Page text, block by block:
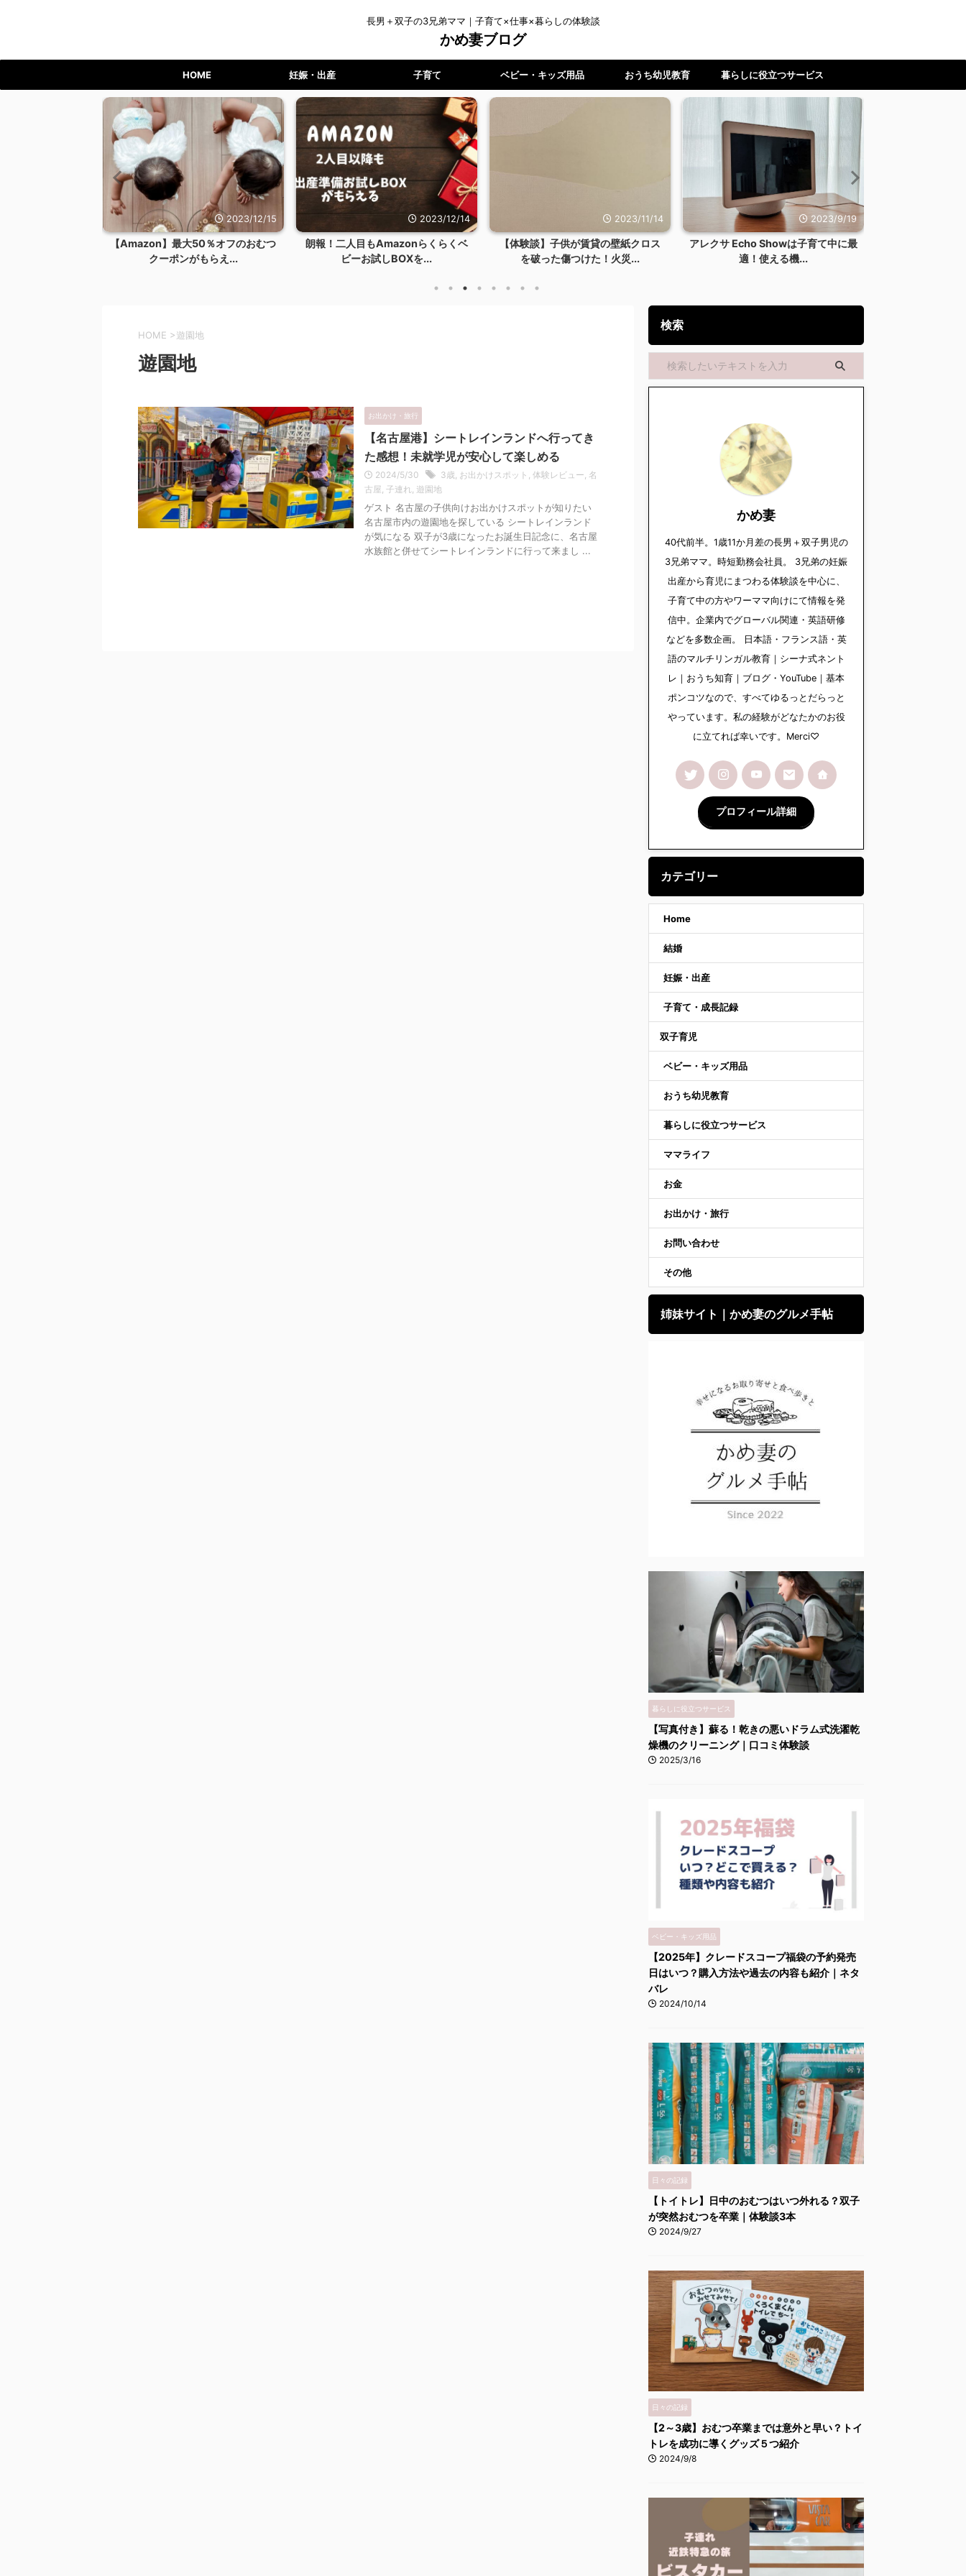
長男＋双子の3兄弟ママ｜子育て×仕事×暮らしの体験談
かめ妻ブログ
HOME 妊娠・出産 子育て ベビー・キッズ用品 おうち幼児教育 暮らしに役立つサービス
2023/12/15
【Amazon】最大50％オフのおむつ
クーポンがもらえ...
2023/12/14
朗報！二人目もAmazonらくらくベ
ビーお試しBOXを...
2023/11/14
【体験談】子供が賃貸の壁紙クロス
を破った傷つけた！火災...
2023/9/19
アレクサ Echo Showは子育て中に最
適！使える機...
HOME >遊園地
遊園地
お出かけ・旅行
【名古屋港】シートレインランドへ行ってき
た感想！未就学児が安心して楽しめる
2024/5/30 3歳 お出かけスポット 体験レビュー 名
古屋 子連れ 遊園地
ゲスト 名古屋の子供向けお出かけスポットが知りたい
名古屋市内の遊園地を探している シートレインランド
が気になる 双子が3歳になったお誕生日記念に、名古屋
水族館と併せてシートレインランドに行って来まし ...
検索
かめ妻
40代前半。1歳11か月差の長男＋双子男児の
3兄弟ママ。時短勤務会社員。 3兄弟の妊娠
出産から育児にまつわる体験談を中心に、
子育て中の方やワーママ向けにて情報を発
信中。企業内でグローバル関連・英語研修
などを多数企画。 日本語・フランス語・英
語のマルチリンガル教育｜シーナ式ネント
レ｜おうち知育｜ブログ・YouTube｜基本
ポンコツなので、すべてゆるっとだらっと
やっています。私の経験がどなたかのお役
に立てれば幸いです。Merci♡
プロフィール詳細
カテゴリー
Home
結婚
妊娠・出産
子育て・成長記録
双子育児
ベビー・キッズ用品
おうち幼児教育
暮らしに役立つサービス
ママライフ
お金
お出かけ・旅行
お問い合わせ
その他
姉妹サイト｜かめ妻のグルメ手帖
暮らしに役立つサービス
【写真付き】蘇る！乾きの悪いドラム式洗濯乾
燥機のクリーニング｜口コミ体験談
2025/3/16
ベビー・キッズ用品
【2025年】クレードスコープ福袋の予約発売
日はいつ？購入方法や過去の内容も紹介｜ネタ
バレ
2024/10/14
日々の記録
【トイトレ】日中のおむつはいつ外れる？双子
が突然おむつを卒業｜体験談3本
2024/9/27
日々の記録
【2～3歳】おむつ卒業までは意外と早い？トイ
トレを成功に導くグッズ５つ紹介
2024/9/8